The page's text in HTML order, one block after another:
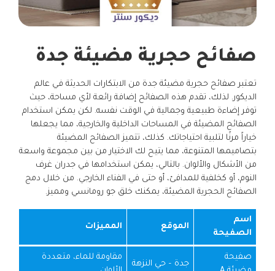
صفائح حجرية مضيئة جدة
تعتبر صفائح حجرية مضيئة جدة من الابتكارات الحديثة في عالم
الديكور. لذلك، تقدم هذه الصفائح إضافة رائعة لأي مساحة، حيث
توفر إضاءة طبيعية وجمالية في الوقت نفسه. لكن يمكن استخدام
الصفائح المضيئة في المساحات الداخلية والخارجية، مما يجعلها
خياراً مرنًا لتلبية احتياجاتك. كذلك، تتميز الصفائح المضيئة
بتصاميمها المتنوعة، مما يتيح لك الاختيار من بين مجموعة واسعة
من الأشكال والألوان. بالتالي، يمكن استخدامها في جدران غرف
النوم، أو كخلفية للمدافئ، أو حتى في الفناء الخارجي. من خلال دمج
الصفائح الحجرية المضيئة، يمكنك خلق جو رومانسي ومميز.
اسم
الصفيحة
الموقع المميزات
صفيحة
جدة – حي النزهة
مقاومة للماء، متعددة